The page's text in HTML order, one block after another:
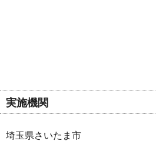
実施機関
埼玉県さいたま市